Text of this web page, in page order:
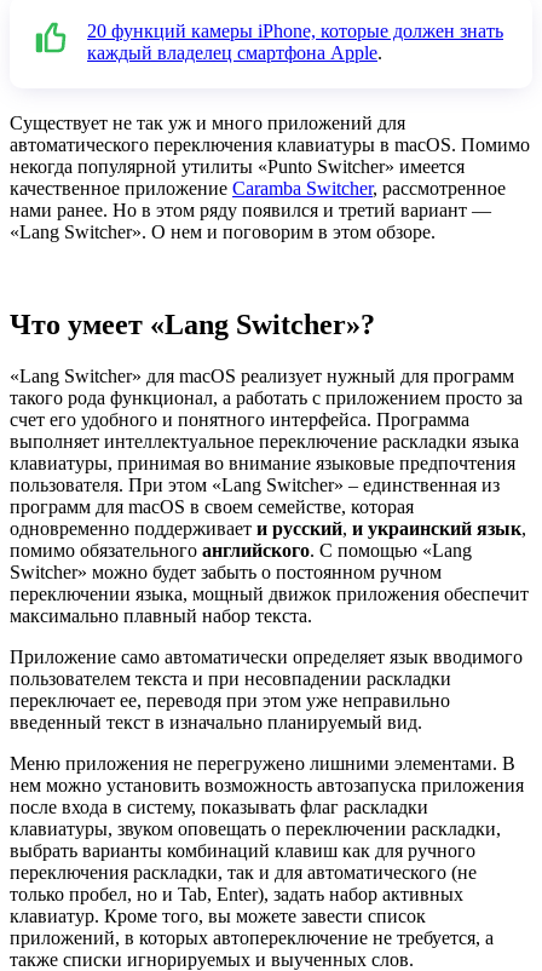
20 функций камеры iPhone, которые должен знать
каждый владелец смартфона Apple.
Существует не так уж и много приложений для
автоматического переключения клавиатуры в macOS. Помимо
некогда популярной утилиты «Punto Switcher» имеется
качественное приложение Caramba Switcher, рассмотренное
нами ранее. Но в этом ряду появился и третий вариант —
«Lang Switcher». О нем и поговорим в этом обзоре.
Что умеет «Lang Switcher»?
«Lang Switcher» для macOS реализует нужный для программ
такого рода функционал, а работать с приложением просто за
счет его удобного и понятного интерфейса. Программа
выполняет интеллектуальное переключение раскладки языка
клавиатуры, принимая во внимание языковые предпочтения
пользователя. При этом «Lang Switcher» – единственная из
программ для macOS в своем семействе, которая
одновременно поддерживает и русский, и украинский язык,
помимо обязательного английского. С помощью «Lang
Switcher» можно будет забыть о постоянном ручном
переключении языка, мощный движок приложения обеспечит
максимально плавный набор текста.
Приложение само автоматически определяет язык вводимого
пользователем текста и при несовпадении раскладки
переключает ее, переводя при этом уже неправильно
введенный текст в изначально планируемый вид.
Меню приложения не перегружено лишними элементами. В
нем можно установить возможность автозапуска приложения
после входа в систему, показывать флаг раскладки
клавиатуры, звуком оповещать о переключении раскладки,
выбрать варианты комбинаций клавиш как для ручного
переключения раскладки, так и для автоматического (не
только пробел, но и Tab, Enter), задать набор активных
клавиатур. Кроме того, вы можете завести список
приложений, в которых автопереключение не требуется, а
также списки игнорируемых и выученных слов.